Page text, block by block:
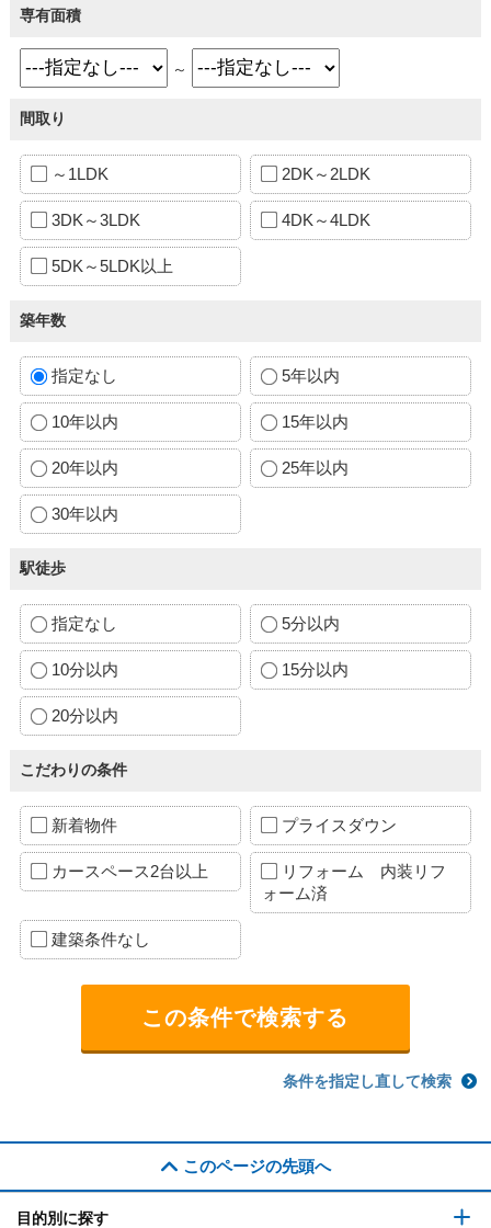
専有面積
～
間取り
～1LDK 2DK～2LDK
3DK～3LDK 4DK～4LDK
5DK～5LDK以上
築年数
指定なし 5年以内
10年以内 15年以内
20年以内 25年以内
30年以内
駅徒歩
指定なし 5分以内
10分以内 15分以内
20分以内
こだわりの条件
新着物件 プライスダウン
カースペース2台以上
リフォーム 内装リフ
ォーム済
建築条件なし
条件を指定し直して検索
このページの先頭へ
目的別に探す